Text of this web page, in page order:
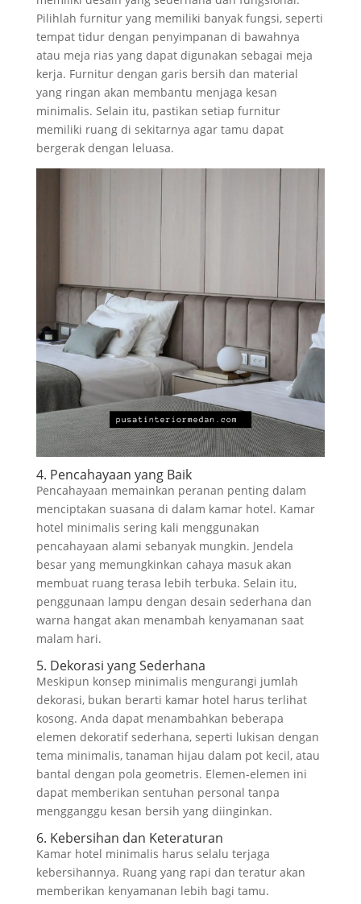
Pilihlah furnitur yang memiliki banyak fungsi, seperti
tempat tidur dengan penyimpanan di bawahnya
atau meja rias yang dapat digunakan sebagai meja
kerja. Furnitur dengan garis bersih dan material
yang ringan akan membantu menjaga kesan
minimalis. Selain itu, pastikan setiap furnitur
memiliki ruang di sekitarnya agar tamu dapat
bergerak dengan leluasa.
4. Pencahayaan yang Baik
Pencahayaan memainkan peranan penting dalam
menciptakan suasana di dalam kamar hotel. Kamar
hotel minimalis sering kali menggunakan
pencahayaan alami sebanyak mungkin. Jendela
besar yang memungkinkan cahaya masuk akan
membuat ruang terasa lebih terbuka. Selain itu,
penggunaan lampu dengan desain sederhana dan
warna hangat akan menambah kenyamanan saat
malam hari.
5. Dekorasi yang Sederhana
Meskipun konsep minimalis mengurangi jumlah
dekorasi, bukan berarti kamar hotel harus terlihat
kosong. Anda dapat menambahkan beberapa
elemen dekoratif sederhana, seperti lukisan dengan
tema minimalis, tanaman hijau dalam pot kecil, atau
bantal dengan pola geometris. Elemen-elemen ini
dapat memberikan sentuhan personal tanpa
mengganggu kesan bersih yang diinginkan.
6. Kebersihan dan Keteraturan
Kamar hotel minimalis harus selalu terjaga
kebersihannya. Ruang yang rapi dan teratur akan
memberikan kenyamanan lebih bagi tamu.